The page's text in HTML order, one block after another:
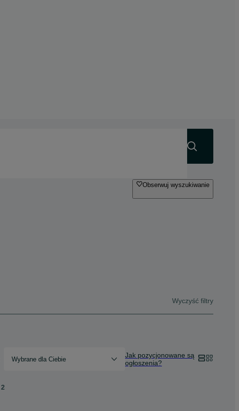
Obserwuj wyszukiwanie
Wyczyść filtry
Wybrane dla Ciebie
Jak pozycjonowane są
ogłoszenia?
2